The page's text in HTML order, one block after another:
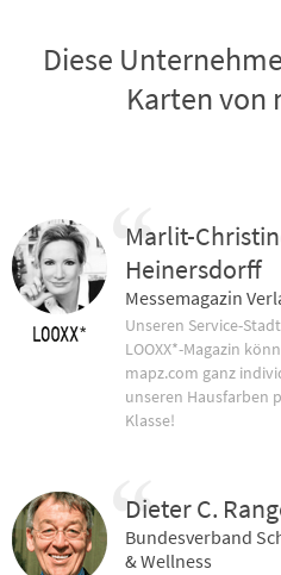
Diese
Karten von
Marlit-
Heinersdorff
Messemagazin
Unseren Service-
LOOXX*-Magazin
mapz.com ganz
unseren Hausfarben
Klasse!
Dieter C.
Bundesverband
& Wellness